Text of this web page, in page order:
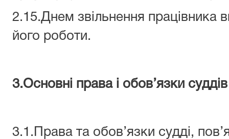
2.15.Днем звільнення працівника
його роботи.
3.Основні права і обов’язки
3.1.Права та обов’язки судді,